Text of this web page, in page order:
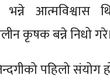
भन्ने आत्मविश्वास
कृषक बन्ने निधो गरे।
पहिलो संयोग